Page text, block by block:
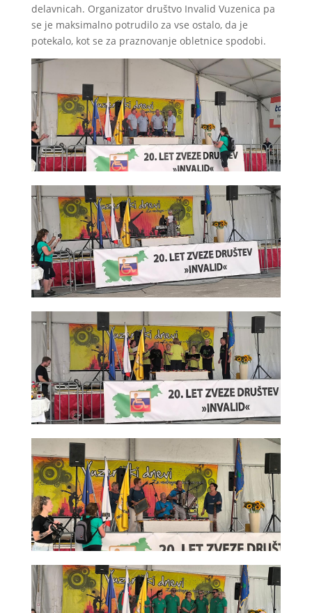
delavnicah. Organizator društvo Invalid Vuzenica pa
se je maksimalno potrudilo za vse ostalo, da je
potekalo, kot se za praznovanje obletnice spodobi.